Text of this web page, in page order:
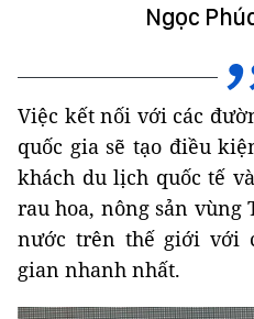
Ngọc
Việc kết nối với các
quốc gia sẽ tạo điều
khách du lịch quốc tế
rau hoa, nông sản vùng
nước trên thế giới với
gian nhanh nhất.